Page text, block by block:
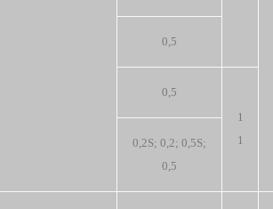
0,5
0,5
1
1
0,2S; 0,2; 0,5S;
0,5